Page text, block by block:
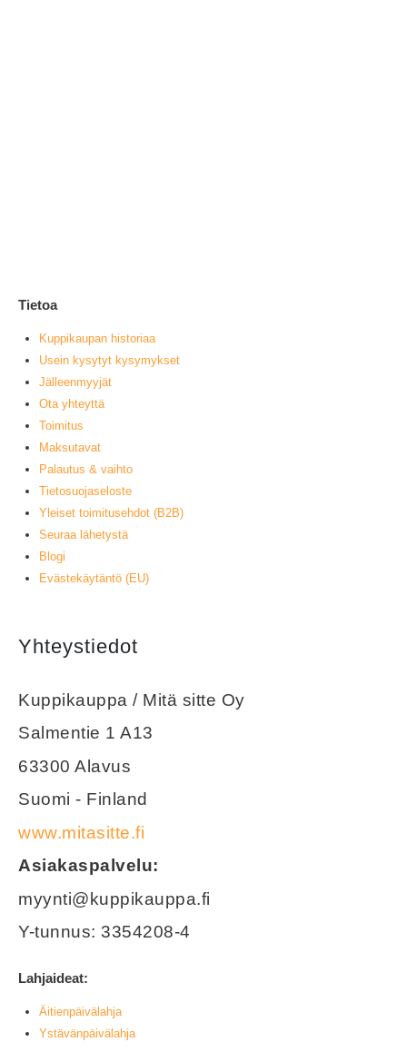
Tietoa
Kuppikaupan historiaa
Usein kysytyt kysymykset
Jälleenmyyjät
Ota yhteyttä
Toimitus
Maksutavat
Palautus & vaihto
Tietosuojaseloste
Yleiset toimitusehdot (B2B)
Seuraa lähetystä
Blogi
Evästekäytäntö (EU)
Yhteystiedot
Kuppikauppa / Mitä sitte Oy
Salmentie 1 A13
63300 Alavus
Suomi - Finland
www.mitasitte.fi
Asiakaspalvelu:
myynti@kuppikauppa.fi
Y-tunnus: 3354208-4
Lahjaideat:
Äitienpäivälahja
Ystävänpäivälahja